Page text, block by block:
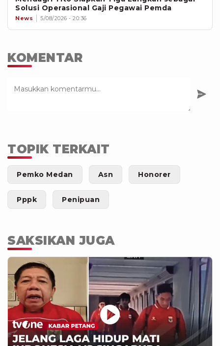
Solusi Operasional Gaji Pegawai Pemda
News 5/08/2026 - 20:36
KOMENTAR
TOPIK TERKAIT
Pemko Medan Asn Honorer
Pppk Penipuan
SAKSIKAN JUGA